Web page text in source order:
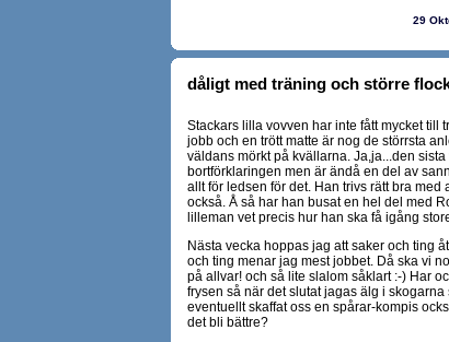
29
dåligt med träning och större
Stackars lilla vovven har inte fått mycket till
jobb och en trött matte är nog de störrsta
väldans mörkt på kvällarna. Ja,ja...den
bortförklaringen men är ändå en del av
allt för ledsen för det. Han trivs rätt bra
också. Å så har han busat en hel del med
lilleman vet precis hur han ska få igång
Nästa vecka hoppas jag att saker och ting
och ting menar jag mest jobbet. Då ska vi
på allvar! och så lite slalom såklart :-) Har
frysen så när det slutat jagas älg i
eventuellt skaffat oss en spårar-kompis
det bli bättre?